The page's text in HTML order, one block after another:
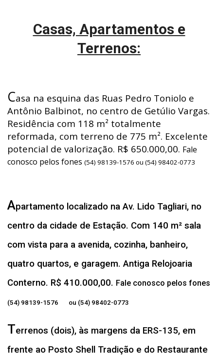
Casas, Apartamentos e
Terrenos:
Casa na esquina das Ruas Pedro Toniolo e
Antônio Balbinot, no centro de Getúlio Vargas.
Residência com 118 m² totalmente
reformada, com terreno de 775 m². Excelente
potencial de valorização. R$ 650.000,00. Fale
conosco pelos fones (54) 98139-1576 ou (54) 98402-0773
Apartamento localizado na Av. Lido Tagliari, no
centro da cidade de Estação. Com 140 m² sala
com vista para a avenida, cozinha, banheiro,
quatro quartos, e garagem. Antiga Relojoaria
Conterno. R$ 410.000,00. Fale conosco pelos fones
(54) 98139-1576 ou (54) 98402-0773
Terrenos (dois), às margens da ERS-135, em
frente ao Posto Shell Tradição e do Restaurante